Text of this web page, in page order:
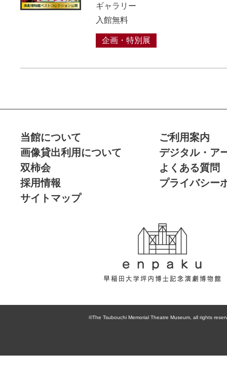
ギャラリー
入館無料
企画・特別展
当館について
ご利用案内
画像貸出利用について
デジタル・ア
双柿会
よくある質問
採用情報
プライバシー
サイトマップ
大学坪内博士記
念演劇博物館
©The Tsubouchi Memorial Theatre Museum, all rights